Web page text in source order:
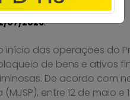
07/2026.
início das operações do
de bens e ativos
De acordo com
entre 12 de maio e